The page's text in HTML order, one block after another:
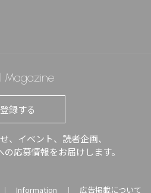
Magazine
登録する
、イベント、読者企画、
応募情報をお届けします。
｜ Information ｜ 広告掲載について